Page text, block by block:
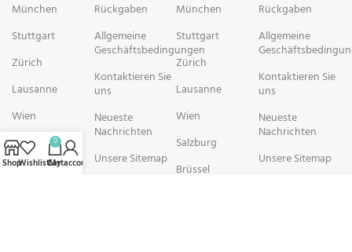
München
Stuttgart
Zürich
Lausanne
Wien
Salzburg
Brüssel
Rückgaben
Allgemeine
Geschäftsbedingungen
Kontaktieren Sie
uns
Neueste
Nachrichten
Unsere Sitemap
München
Stuttgart
Zürich
Lausanne
Wien
Salzburg
Brüssel
Rückgaben
Allgemeine
Kontaktieren Sie
uns
Neueste
Nachrichten
Unsere Sitemap
ShopWishlist
0
Cart
My account